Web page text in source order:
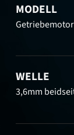
MODELL
WELLE
3,6mm